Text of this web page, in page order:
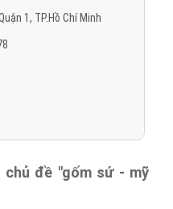
1, TP.Hồ Chí Minh
đề "gốm sứ - mỹ